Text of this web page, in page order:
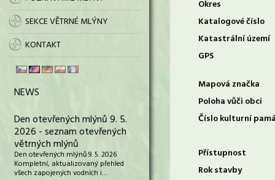
SEKCE VĚTRNÉ MLÝNY
KONTAKT
NEWS
Den otevřených mlýnů 9. 5.
2026 - seznam otevřených
větrných mlýnů
Den otevřených mlýnů 9. 5. 2026
Kompletní, aktualizovaný přehled
všech zapojených vodních i…
Okres
Katalogové číslo
Katastrální území
GPS
Mapová značka
Poloha vůči obci
Číslo kulturní
Přístupnost
Rok stavby